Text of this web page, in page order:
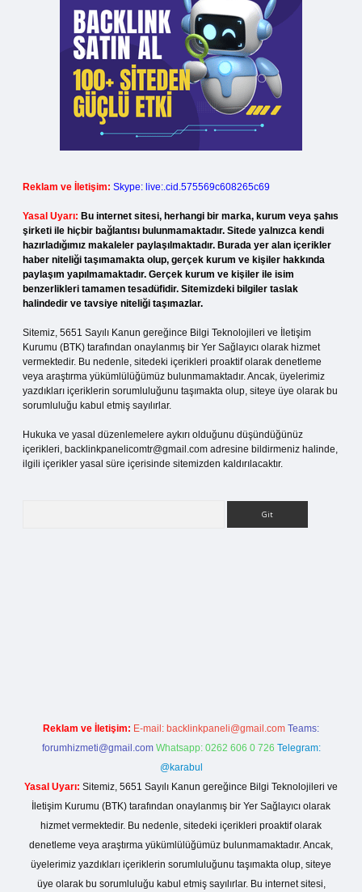
Reklam ve İletişim: Skype: live:.cid.575569c608265c69
Yasal Uyarı: Bu internet sitesi, herhangi bir marka, kurum veya şahıs
şirketi ile hiçbir bağlantısı bulunmamaktadır. Sitede yalnızca kendi
hazırladığımız makaleler paylaşılmaktadır. Burada yer alan içerikler
haber niteliği taşımamakta olup, gerçek kurum ve kişiler hakkında
paylaşım yapılmamaktadır. Gerçek kurum ve kişiler ile isim
benzerlikleri tamamen tesadüfidir. Sitemizdeki bilgiler taslak
halindedir ve tavsiye niteliği taşımazlar.
Sitemiz, 5651 Sayılı Kanun gereğince Bilgi Teknolojileri ve İletişim
Kurumu (BTK) tarafından onaylanmış bir Yer Sağlayıcı olarak hizmet
vermektedir. Bu nedenle, sitedeki içerikleri proaktif olarak denetleme
veya araştırma yükümlülüğümüz bulunmamaktadır. Ancak, üyelerimiz
yazdıkları içeriklerin sorumluluğunu taşımakta olup, siteye üye olarak bu
sorumluluğu kabul etmiş sayılırlar.
Hukuka ve yasal düzenlemelere aykırı olduğunu düşündüğünüz
içerikleri, backlinkpanelicomtr@gmail.com adresine bildirmeniz halinde,
ilgili içerikler yasal süre içerisinde sitemizden kaldırılacaktır.
Reklam ve İletişim: E-mail: backlinkpaneli@gmail.com Teams:
forumhizmeti@gmail.com Whatsapp: 0262 606 0 726 Telegram:
@karabul
Yasal Uyarı: Sitemiz, 5651 Sayılı Kanun gereğince Bilgi Teknolojileri ve
İletişim Kurumu (BTK) tarafından onaylanmış bir Yer Sağlayıcı olarak
hizmet vermektedir. Bu nedenle, sitedeki içerikleri proaktif olarak
denetleme veya araştırma yükümlülüğümüz bulunmamaktadır. Ancak,
üyelerimiz yazdıkları içeriklerin sorumluluğunu taşımakta olup, siteye
üye olarak bu sorumluluğu kabul etmiş sayılırlar. Bu internet sitesi,